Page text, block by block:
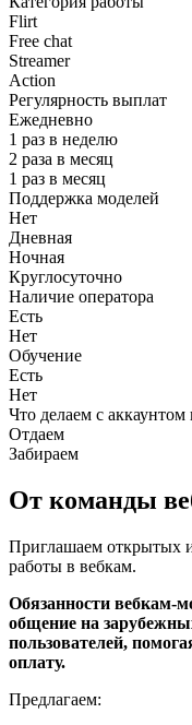
Flirt
Free chat
Streamer
Action
Регулярность выплат
Ежедневно
1 раз в неделю
2 раза в месяц
1 раз в месяц
Поддержка моделей
Нет
Дневная
Ночная
Круглосуточно
Наличие оператора
Есть
Нет
Обучение
Есть
Нет
Что делаем с
Отдаем
Забираем
От команды
Приглашаем открытых
работы в вебкам.
Обязанности вебкам-
общение на
пользователей,
оплату.
Предлагаем: